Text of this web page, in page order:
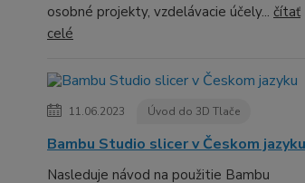
osobné projekty, vzdelávacie účely... čítať
celé
11.06.2023 Úvod do 3D Tlače
Bambu Studio slicer v Českom jazyku
Nasleduje návod na použitie Bambu